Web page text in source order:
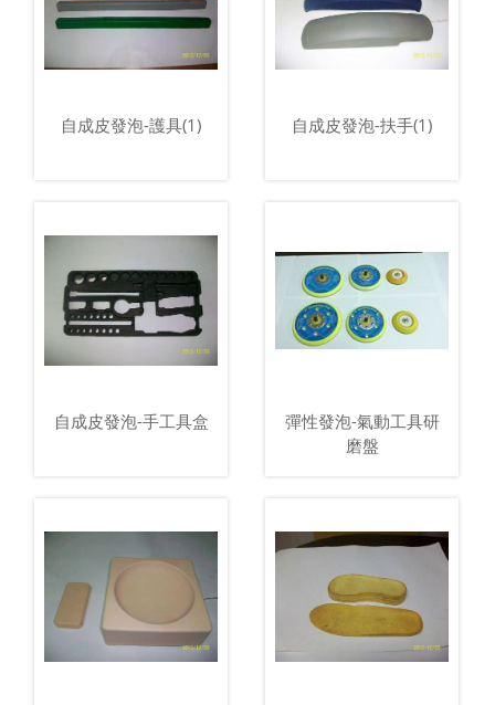
自成皮發泡-護具(1) 自成皮發泡-扶手(1)
自成皮發泡-手工具盒
彈性發泡-氣動工具研
磨盤